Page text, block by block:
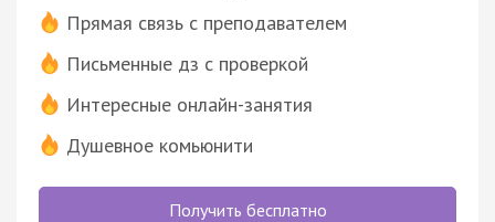
Прямая связь с преподавателем
Письменные дз с проверкой
Интересные онлайн-занятия
Душевное комьюнити
Получить бесплатно